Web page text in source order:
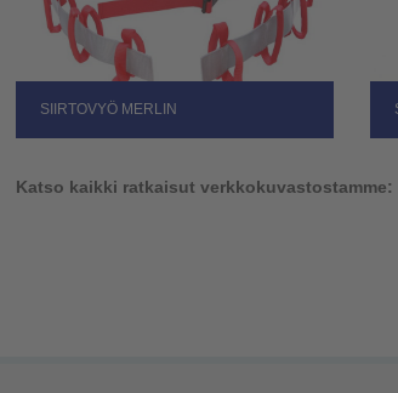
SIIRTOVYÖ MERLIN
Katso kaikki ratkaisut verkkokuvastostamme: